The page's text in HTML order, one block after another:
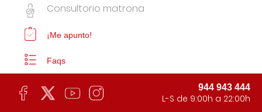
Consultorio matrona
¡Me apunto!
Faqs
944 943 444
L-S de 9:00h a 22:00h